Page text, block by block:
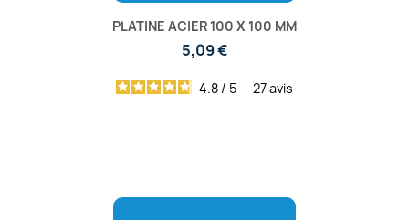
PLATINE ACIER 100 X 100 MM
5,09 €
4.8 / 5 - 27avis